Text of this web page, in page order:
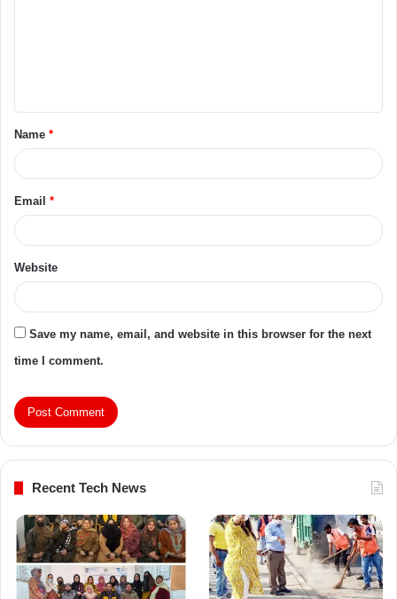
Name *
Email *
Website
Save my name, email, and website in this browser for the next
time I comment.
Recent Tech News